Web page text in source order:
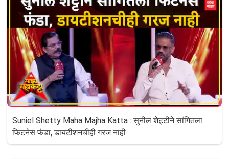
Suniel Shetty Maha Majha Katta : सुनील शेट्टीने सांगितला
फिटनेस फंडा, डायटीशनचीही गरज नाही